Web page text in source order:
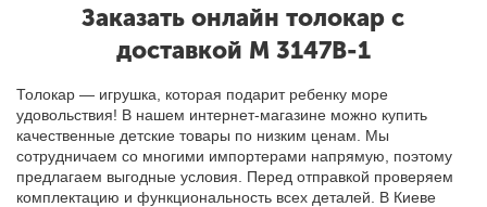
Заказать онлайн толокар с
доставкой M 3147B-1
Толокар — игрушка, которая подарит ребенку море
удовольствия! В нашем интернет-магазине можно купить
качественные детские товары по низким ценам
Мы
сотрудничаем со многими импортерами напрямую, поэтому
предлагаем выгодные условия. Перед отправкой проверяем
комплектацию и функциональность всех деталей. В Киеве